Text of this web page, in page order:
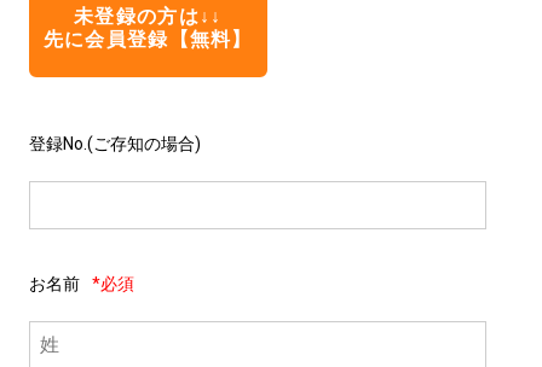
未登録の方は↓↓
先に会員登録【無料】
登録No.(ご存知の場合)
お名前 *必須